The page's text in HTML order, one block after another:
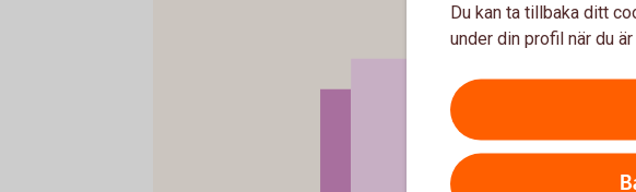
Du kan ta tillbaka ditt
under din profil när du